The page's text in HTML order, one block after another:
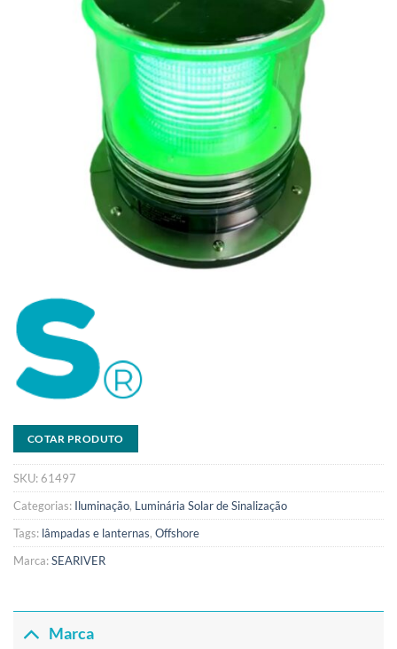
COTAR PRODUTO
SKU:61497
Categorias: Iluminação, Luminária Solar de Sinalização
Tags: lâmpadas e lanternas, Offshore
Marca:SEARIVER
Marca